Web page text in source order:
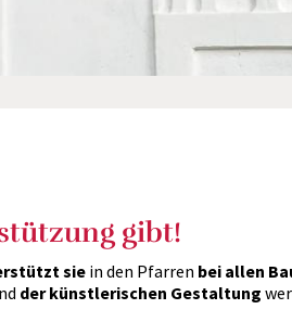
gibt!
sie in den Pfarren bei allen
der künstlerischen Gestaltung